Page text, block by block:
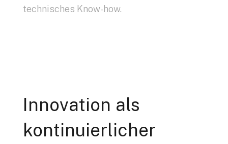
technisches Know-how.
Innovation als
kontinuierlicher